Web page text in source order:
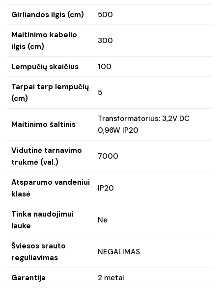
Girliandos ilgis (cm) 500
Maitinimo kabelio
ilgis (cm)
300
Lempučių skaičius 100
Tarpai tarp lempučių
(cm)
5
Maitinimo šaltinis
Transformatorius: 3,2V DC
0,96W IP20
Vidutinė tarnavimo
trukmė (val.)
7000
Atsparumo vandeniui
klasė
IP20
Tinka naudojimui
lauke
Ne
Šviesos srauto
reguliavimas
NEGALIMAS
Garantija 2 metai